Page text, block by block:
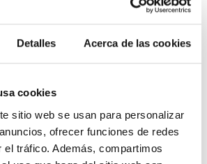
Detalles Acerca de las cookies
cookies
sitio web se usan para personalizar
ofrecer funciones de redes
el tráfico. Además, compartimos
ofrecer soluciones para el baño de
sus inicios, la marca apostó por
la personalización de cada
a medida, valores que aún hoy
inversión en tecnología y a su
fabricación, Profiltek ha conseguido
uno de los fabricantes más
del sector de mamparas, ofreciendo